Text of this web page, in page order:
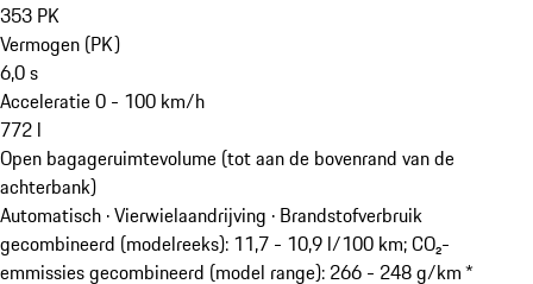
353 PK
Vermogen (PK)
6,0s
Acceleratie 0 - 100 km/h
772 l
Open bagageruimtevolume (tot aan de bovenrand van de
achterbank)
Automatisch · Vierwielaandrijving · Brandstofverbruik
gecombineerd (modelreeks): 11,7 - 10,9 l/100 km; CO₂-
emmissies gecombineerd (model range): 266 - 248 g/km *